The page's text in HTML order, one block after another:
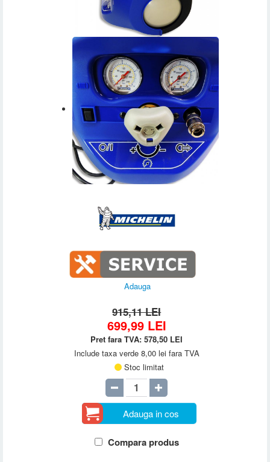
Adauga
915,11 LEI
699,99 LEI
Pret fara TVA:578,50 LEI
Include taxa verde 8,00 lei fara TVA
Stoc limitat
Adauga in cos
Compara produs